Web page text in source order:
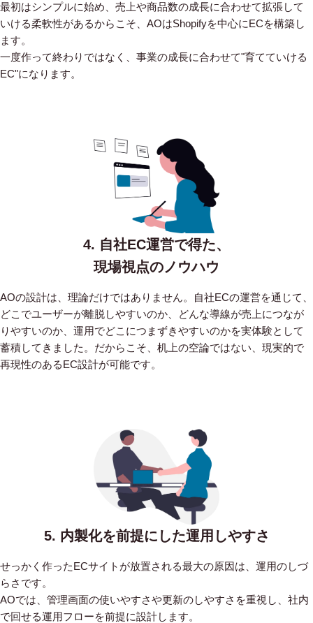
最初はシンプルに始め、売上や商品数の成長に合わせて拡張して
いける柔軟性があるからこそ、AOはShopifyを中心にECを構築し
ます。
一度作って終わりではなく、事業の成長に合わせて"育てていける
EC"になります。
4. 自社EC運営で得た、
現場視点のノウハウ
AOの設計は、理論だけではありません。自社ECの運営を通じて、
どこでユーザーが離脱しやすいのか、どんな導線が売上につなが
りやすいのか、運用でどこにつまずきやすいのかを実体験として
蓄積してきました。だからこそ、机上の空論ではない、現実的で
再現性のあるEC設計が可能です。
5. 内製化を前提にした運用しやすさ
せっかく作ったECサイトが放置される最大の原因は、運用のしづ
らさです。
AOでは、管理画面の使いやすさや更新のしやすさを重視し、社内
で回せる運用フローを前提に設計します。